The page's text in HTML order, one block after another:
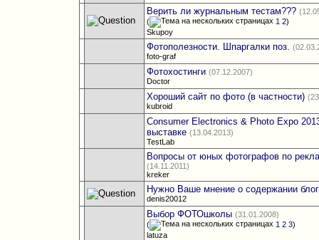
Верить ли журнальным тестам???
(
1 2)
Skupoy
Фотополезности. Шпаргалки поз.
foto-graf
Фотохостинги (07.12.2007)
Doctor
Хороший сайт по фото (в частности)
kubroid
Consumer Electronics & Photo Expo
выставке (13.04.2013)
TestLab
Вопросы от юных фотографов по
(14.11.2011)
kreker
Нужно Ваше мнение о содержании
denis20012
Выбор ФОТОшколы (31.01.2008)
(
1 2 3)
latuza